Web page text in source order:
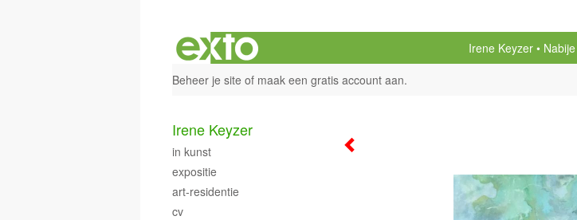
Irene Keyzer
Beheer je site of maak een gratis account aan.
Irene Keyzer
in kunst
expositie
art-residentie
cv